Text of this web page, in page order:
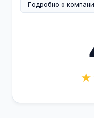
Подробно о